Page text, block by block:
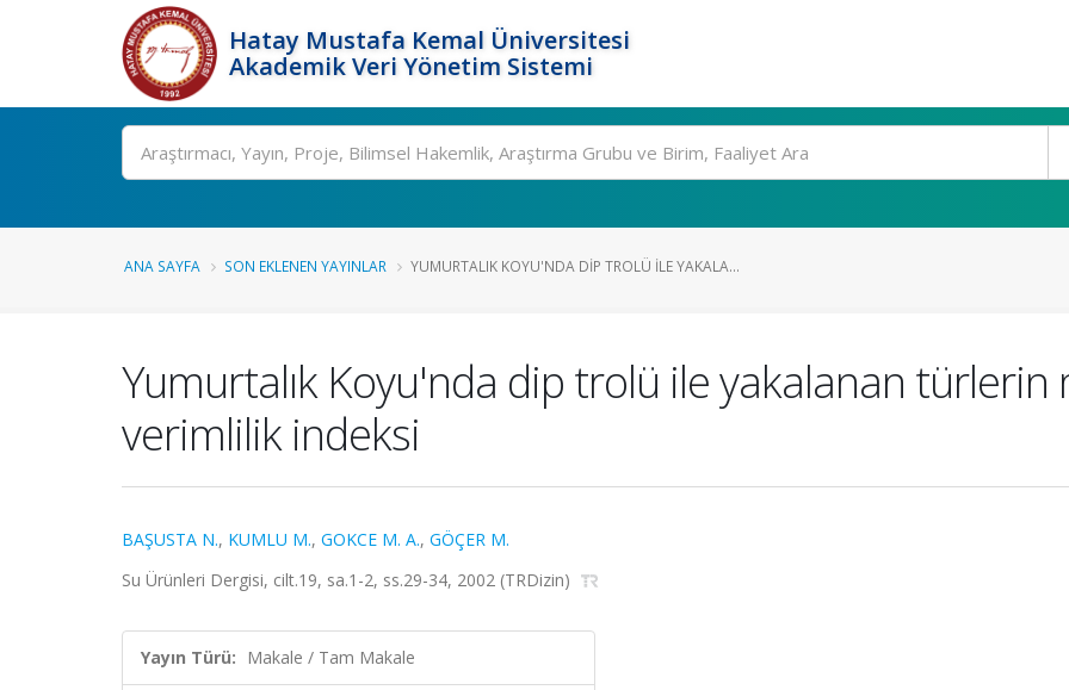
Hatay Mustafa Kemal Üniversitesi
Akademik Veri Yönetim Sistemi
Ara
ANA SAYFA SON EKLENEN YAYINLAR YUMURTALIK KOYU'NDA DIP TROLÜ ILE YAKALA...
Yumurtalık Koyu'nda dip trolü ile yakalanan türlerin
verimlilik indeksi
BAŞUSTA N., KUMLU M., GOKCE M. A., GÖÇER M.
Su Ürünleri Dergisi, cilt.19, sa.1-2, ss.29-34, 2002 (TRDizin)
Yayın Türü: Makale / Tam Makale